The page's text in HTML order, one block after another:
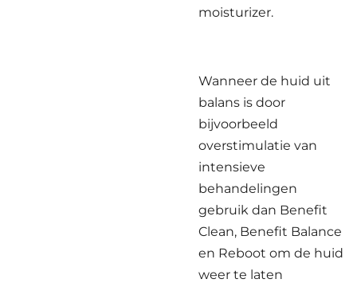
moisturizer.
Wanneer de huid uit
balans is door
bijvoorbeeld
overstimulatie van
intensieve
behandelingen
gebruik dan Benefit
Clean, Benefit Balance
en Reboot om de huid
weer te laten